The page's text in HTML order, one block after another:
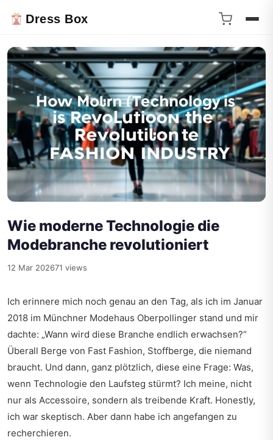
Dress Box
Wie moderne Technologie die
Modebranche revolutioniert
12 Mar 202671 views
Ich erinnere mich noch genau an den Tag, als ich im Januar
2018 im Münchner Modehaus Oberpollinger stand und mir
dachte: „Wann wird diese Branche endlich erwachsen?“
Überall Berge von Fast Fashion, Stoffberge, die niemand
braucht. Und dann, ganz plötzlich, diese eine Frage: Was,
wenn Technologie den Laufsteg stürmt? Ich meine, nicht
nur als Accessoire, sondern als treibende Kraft. Honestly,
ich war skeptisch. Aber dann habe ich angefangen zu
recherchieren.